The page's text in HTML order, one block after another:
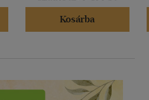
Kosárba